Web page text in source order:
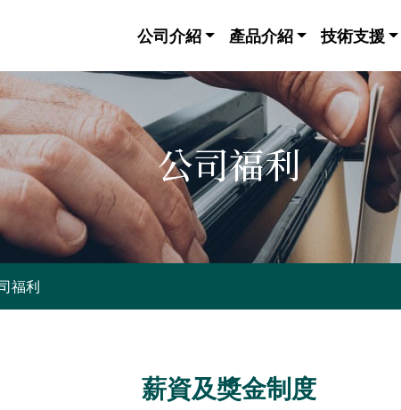
公司介紹 產品介紹 技術支援
公司福利
福利
薪資及獎金制度